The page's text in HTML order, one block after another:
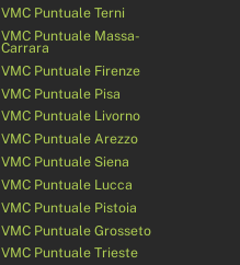
VMC Puntuale Terni
VMC Puntuale Massa-
Carrara
VMC Puntuale Firenze
VMC Puntuale Pisa
VMC Puntuale Livorno
VMC Puntuale Arezzo
VMC Puntuale Siena
VMC Puntuale Lucca
VMC Puntuale Pistoia
VMC Puntuale Grosseto
VMC Puntuale Trieste